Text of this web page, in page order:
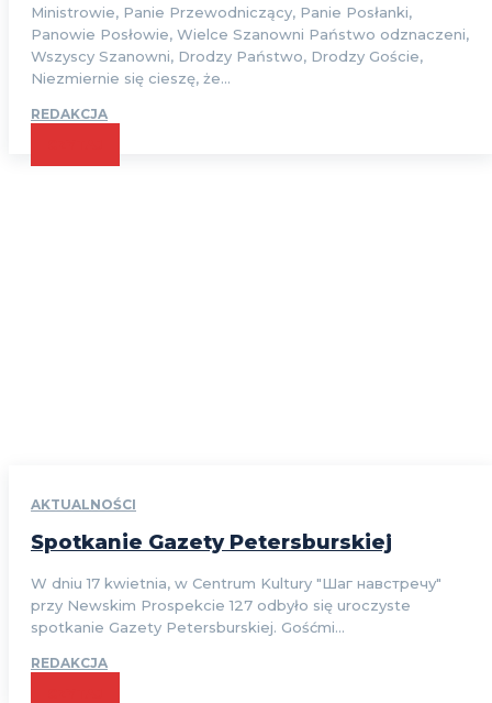
Ministrowie, Panie Przewodniczący, Panie Posłanki,
Panowie Posłowie, Wielce Szanowni Państwo odznaczeni,
Wszyscy Szanowni, Drodzy Państwo, Drodzy Goście,
Niezmiernie się cieszę, że...
REDAKCJA
AKTUALNOŚCI
Spotkanie Gazety Petersburskiej
W dniu 17 kwietnia, w Centrum Kultury "Шаг навстречу"
przy Newskim Prospekcie 127 odbyło się uroczyste
spotkanie Gazety Petersburskiej. Gośćmi...
REDAKCJA